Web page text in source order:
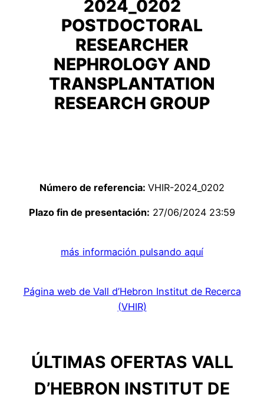
2024_0202
POSTDOCTORAL
RESEARCHER
NEPHROLOGY AND
TRANSPLANTATION
RESEARCH GROUP
Número de referencia: VHIR-2024_0202
Plazo fin de presentación: 27/06/2024 23:59
más información pulsando aquí
Página web de Vall d’Hebron Institut de Recerca
(VHIR)
ÚLTIMAS OFERTAS VALL
D’HEBRON INSTITUT DE